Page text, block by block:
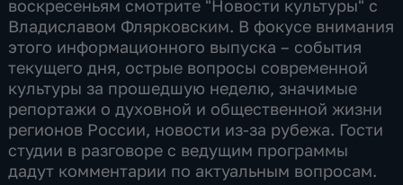
воскресеньям смотрите "Новости культуры" с
Владиславом Флярковским. В фокусе внимания
этого информационного выпуска – события
текущего дня, острые вопросы современной
культуры за прошедшую неделю, значимые
репортажи о духовной и общественной жизни
регионов России, новости из-за рубежа. Гости
студии в разговоре с ведущим программы
дадут комментарии по актуальным вопросам.